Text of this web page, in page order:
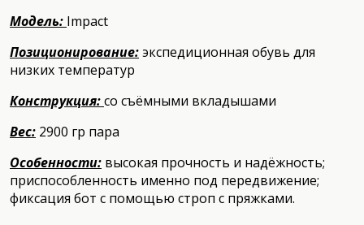
Модель: Impact
Позиционирование:экспедиционная обувь для
низких температур
Конструкция:со съёмными вкладышами
Вес: 2900 гр пара
Особенности: высокая прочность и надёжность;
приспособленность именно под передвижение;
фиксация бот с помощью строп с пряжками.